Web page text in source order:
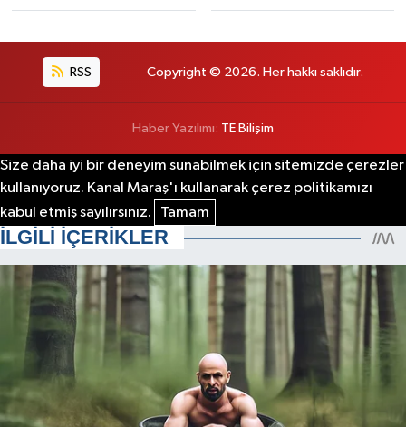
RSS Copyright © 2026. Her hakkı saklıdır.
Haber Yazılımı: TE Bilişim
Size daha iyi bir deneyim sunabilmek için sitemizde çerezler
kullanıyoruz. Kanal Maraş'ı kullanarak çerez politikamızı
kabul etmiş sayılırsınız.
Tamam